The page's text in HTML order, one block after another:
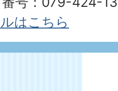
はこちら